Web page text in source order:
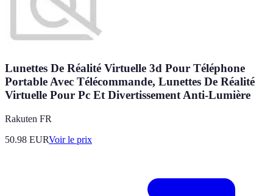
Lunettes De Réalité Virtuelle 3d Pour Téléphone
Portable Avec Télécommande, Lunettes De Réalité
Virtuelle Pour Pc Et Divertissement Anti-Lumière
Rakuten FR
50.98 EURVoir le prix